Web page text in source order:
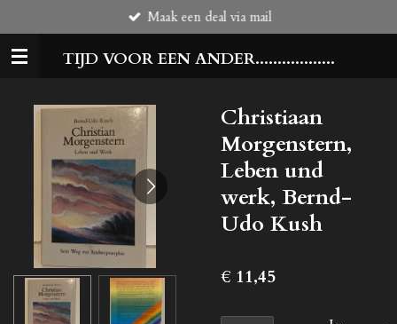
direct
naar
TIJD VOOR EEN ANDER..................
Maak een deal via mail
Christiaan
Morgenstern,
Leben und
werk, Bernd-
Udo Kush
€ 11,45